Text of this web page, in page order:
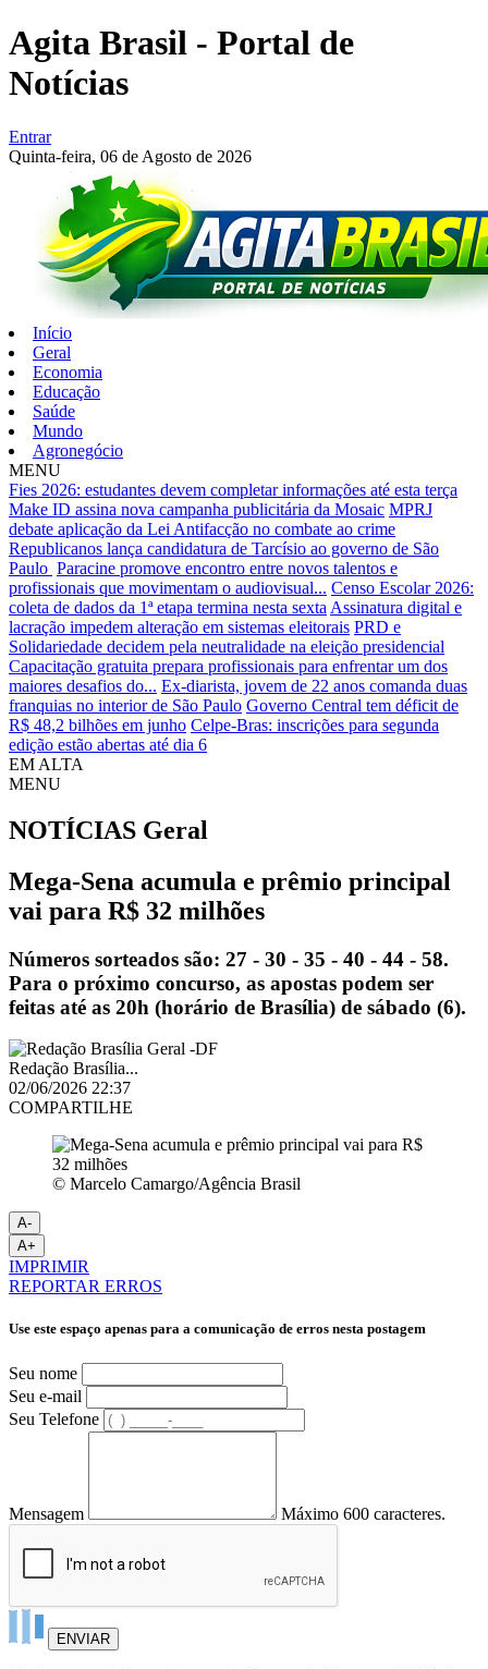
Agita Brasil - Portal de
Notícias
Entrar
Quinta-feira, 06 de Agosto de 2026
Início
Geral
Economia
Educação
Saúde
Mundo
Agronegócio
MENU
Fies 2026: estudantes devem completar informações até esta terça
Make ID assina nova campanha publicitária da Mosaic MPRJ
debate aplicação da Lei Antifacção no combate ao crime
Republicanos lança candidatura de Tarcísio ao governo de São
Paulo Paracine promove encontro entre novos talentos e
profissionais que movimentam o audiovisual... Censo Escolar 2026:
coleta de dados da 1ª etapa termina nesta sexta Assinatura digital e
lacração impedem alteração em sistemas eleitorais PRD e
Solidariedade decidem pela neutralidade na eleição presidencial
Capacitação gratuita prepara profissionais para enfrentar um dos
maiores desafios do... Ex-diarista, jovem de 22 anos comanda duas
franquias no interior de São Paulo Governo Central tem déficit de
R$ 48,2 bilhões em junho Celpe-Bras: inscrições para segunda
edição estão abertas até dia 6
EM ALTA
MENU
NOTÍCIAS Geral
Mega-Sena acumula e prêmio principal
vai para R$ 32 milhões
Números sorteados são: 27 - 30 - 35 - 40 - 44 - 58.
Para o próximo concurso, as apostas podem ser
feitas até as 20h (horário de Brasília) de sábado (6).
Redação Brasília...
02/06/2026 22:37
COMPARTILHE
© Marcelo Camargo/Agência Brasil
A-
A+
IMPRIMIR
REPORTAR ERROS
Use este espaço apenas para a comunicação de erros nesta postagem
Seu nome
Seu e-mail
Seu Telefone
Mensagem Máximo 600 caracteres.
ENVIAR